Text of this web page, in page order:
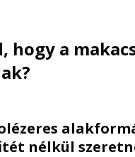
hogy a
nélkül